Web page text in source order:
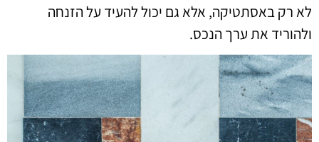
לא רק באסתטיקה, אלא גם יכול להעיד על הזנחה
ולהוריד את ערך הנכס.